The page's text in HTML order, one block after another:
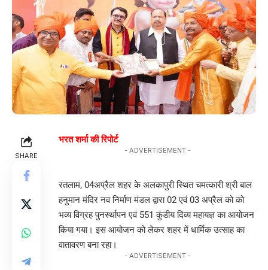
SHARE
भरत शर्मा की रिपोर्ट
- ADVERTISEMENT -
रतलाम, 04अप्रैल शहर के अलकापुरी स्थित चमत्कारी श्री बाल
हनुमान मंदिर नव निर्माण मंडल द्वारा 02 एवं 03 अप्रैल को को
भव्य विग्रह पुनर्स्थापन एवं 551 कुंडीय दिव्य महायज्ञ का आयोजन
किया गया। इस आयोजन को लेकर शहर में धार्मिक उत्साह का
वातावरण बना रहा।
- ADVERTISEMENT -